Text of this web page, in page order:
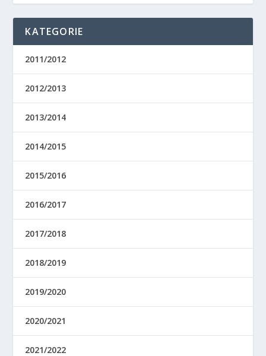
KATEGORIE
2011/2012
2012/2013
2013/2014
2014/2015
2015/2016
2016/2017
2017/2018
2018/2019
2019/2020
2020/2021
2021/2022